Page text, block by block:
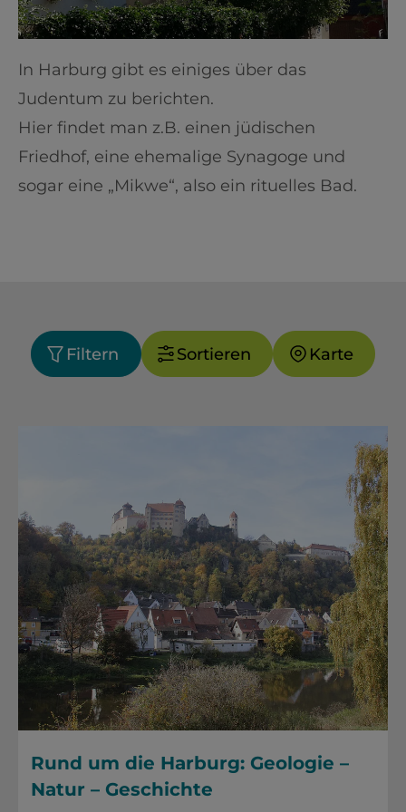
In Harburg gibt es einiges über das
Judentum zu berichten.
Hier findet man z.B. einen jüdischen
Friedhof, eine ehemalige Synagoge und
sogar eine „Mikwe“, also ein rituelles Bad.
Filtern Sortieren Karte
Rund um die Harburg: Geologie –
Natur – Geschichte